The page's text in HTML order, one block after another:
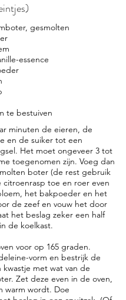
minuten de eieren, de
en de suiker tot een
Het moet ongeveer 3 tot
toegenomen zijn. Voeg dan
boter (de rest gebruik
citroenrasp toe en roer even
het bakpoeder en het
de zeef en vouw het door
het beslag zeker een half
de koelkast.
voor op 165 graden.
vorm en bestrijk de
met wat van de
Zet deze even in de oven,
warm wordt. Doe
gesmolten
essence
te bestuiven